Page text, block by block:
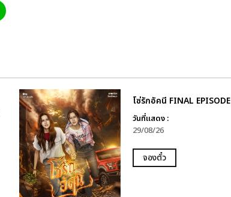
โซ่รักอัคนี FINAL EPISODE
วันที่แสดง :
29/08/26
จองตั๋ว